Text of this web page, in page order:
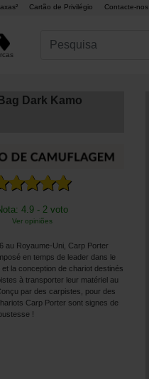
Cartão de Privilégio Contacte-nos
Dark Kamo
4.9 - 2 voto
Ver opiniões
au Royaume-Uni, Carp Porter
en temps de leader dans le
la conception de chariot destinés
à transporter leur matériel au
par des carpistes, pour des
Carp Porter sont signes de
!